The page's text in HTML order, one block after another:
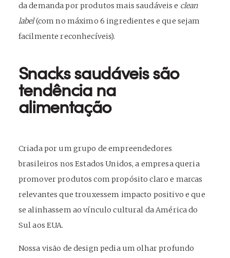
da demanda por produtos mais saudáveis e clean
label(com no máximo 6 ingredientes e que sejam
facilmente reconhecíveis).
Snacks saudáveis são
tendência na
alimentação
Criada por um grupo de empreendedores
brasileiros nos Estados Unidos, a empresa queria
promover produtos com propósito claro e marcas
relevantes que trouxessem impacto positivo e que
se alinhassem ao vínculo cultural da América do
Sul aos EUA.
Nossa visão de design pedia um olhar profundo